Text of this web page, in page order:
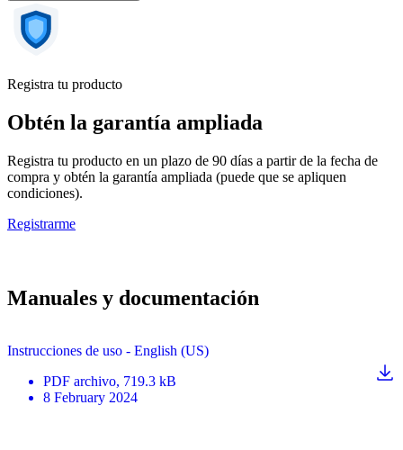
Registra tu producto
Obtén la garantía ampliada
Registra tu producto en un plazo de 90 días a partir de la fecha de
compra y obtén la garantía ampliada (puede que se apliquen
condiciones).
Registrarme
Manuales y documentación
Instrucciones de uso - English (US)
PDF archivo, 719.3 kB
8 February 2024